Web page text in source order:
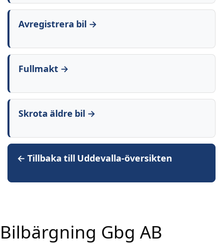
Avregistrera bil →
Fullmakt →
Skrota äldre bil →
← Tillbaka till Uddevalla-översikten
Bilbärgning Gbg AB